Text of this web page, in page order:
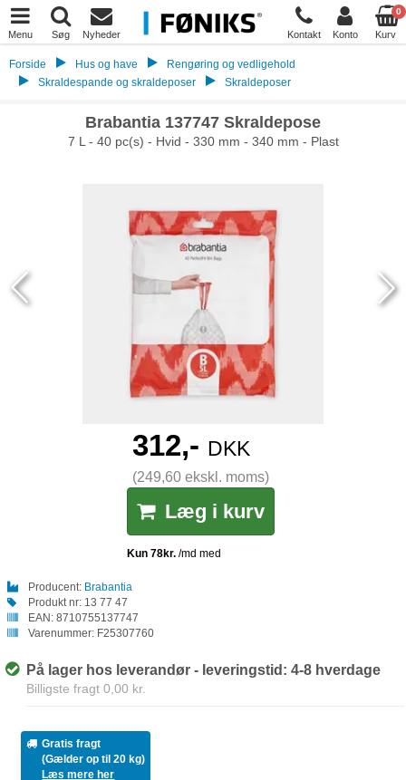
Menu Søg Nyheder Kontakt Konto
0
Kurv
Forside Hus og have
Rengøring og vedligehold
Skraldespande og skraldeposer
Skraldeposer
Brabantia 137747 Skraldepose
7 L - 40 pc(s) - Hvid - 330 mm - 340 mm - Plast
312,- DKK
(249,60 ekskl. moms)
Læg i kurv
Producent: Brabantia
Produkt nr: 13 77 47
EAN: 8710755137747
Varenummer: F25307760
På lager hos leverandør - leveringstid: 4-8 hverdage
Billigste fragt 0,00 kr.
Gratis fragt
(Gælder op til 20 kg)
Læs mere her